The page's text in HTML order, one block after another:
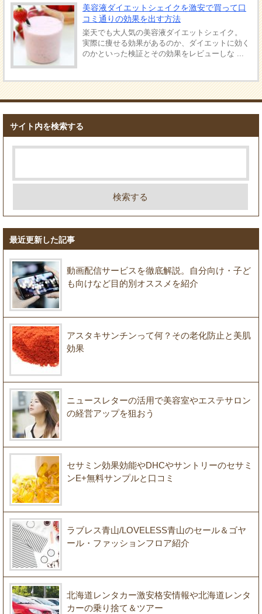
美容液ダイエットシェイクを激安で買って口
コミ通りの効果を出す方法
楽天でも大人気の美容液ダイエットシェイク。
実際に痩せる効果があるのか、ダイエットに効く
のかといった検証とその効果をレビューしな ...
サイト内を検索する
最近更新した記事
動画配信サービスを徹底解説。自分向け・子ど
も向けなど目的別オススメを紹介
アスタキサンチンって何？その老化防止と美肌
効果
ニュースレターの活用で美容室やエステサロン
の経営アップを狙おう
セサミン効果効能やDHCやサントリーのセサミ
ンE+無料サンプルと口コミ
ラブレス青山/LOVELESS青山のセール＆ゴヤ
ール・ファッションフロア紹介
北海道レンタカー激安格安情報や北海道レンタ
カーの乗り捨て＆ツアー